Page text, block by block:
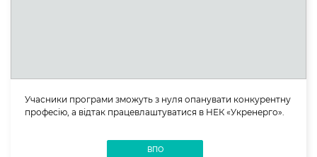
Учасники програми зможуть з нуля опанувати конкурентну
професію, а відтак працевлаштуватися в НЕК «Укренерго».
ВПО